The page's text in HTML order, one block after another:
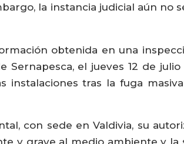
la instancia judicial aún no
obtenida en una
Sernapesca, el jueves 12 de
instalaciones tras la fuga
con sede en Valdivia, su